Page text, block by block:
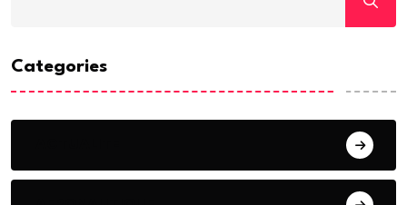
Categories